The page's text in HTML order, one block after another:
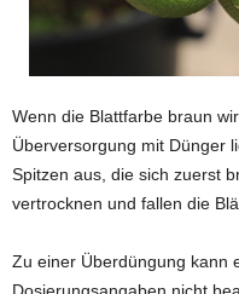
Wenn die Blattfarbe braun
Überversorgung mit Dünger
Spitzen aus, die sich zuerst
vertrocknen und fallen die
Zu einer Überdüngung kann